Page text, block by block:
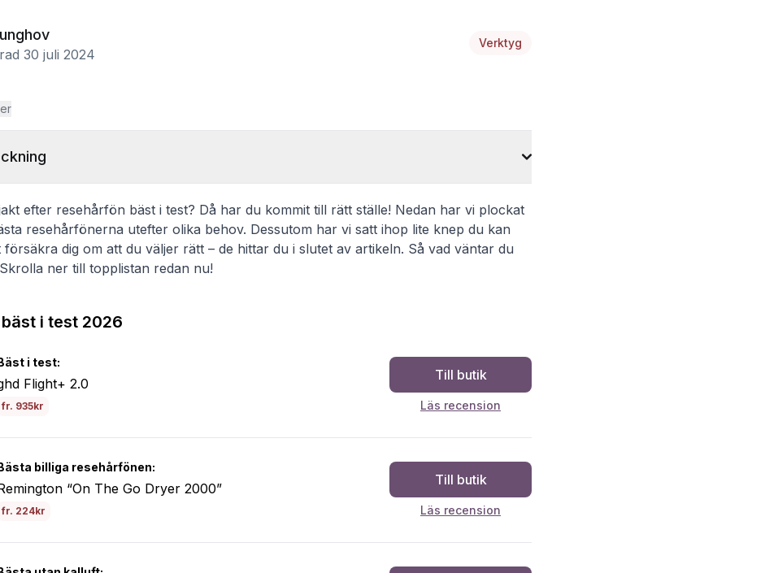
30 juli 2024
Verktyg
efter resehårfön bäst i test? Då har du kommit till rätt ställe! Nedan har vi plockat
resehårfönerna utefter olika behov. Dessutom har vi satt ihop lite knep du kan
dig om att du väljer rätt – de hittar du i slutet av artikeln. Så vad väntar du
ner till topplistan redan nu!
i test 2026
i test:
Flight+ 2.0
fr. 935kr
Till butik
Läs recension
billiga resehårfönen:
“On The Go Dryer 2000”
fr. 224kr
Till butik
Läs recension